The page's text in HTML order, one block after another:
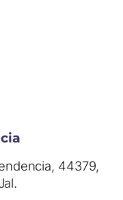
44379,